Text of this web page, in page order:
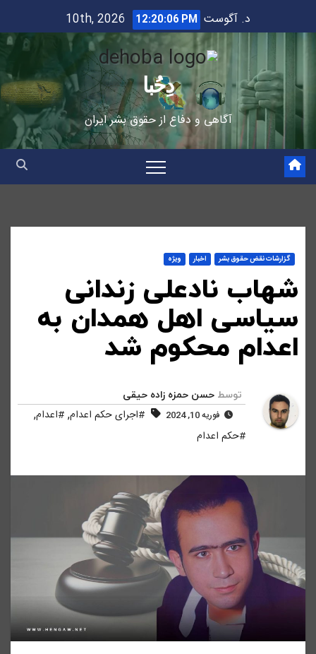
to
د. آگوست 10th, 2026 12:20:07 PM
دِحُبا
آگاهی و دفاع از حقوق بشر ایران
گزارشات نقض حقوق بشر اخبار ویژه
شهاب نادعلی زندانی
سیاسی اهل همدان به
اعدام محکوم شد
توسط حسن حمزه زاده حیقی
فوریه 10, 2024 #اجرای حکم اعدام, #اعدام,
#حکم اعدام